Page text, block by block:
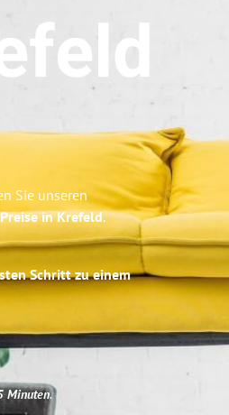
Sie unseren
in Krefeld.
Schritt zu einem
Minuten.